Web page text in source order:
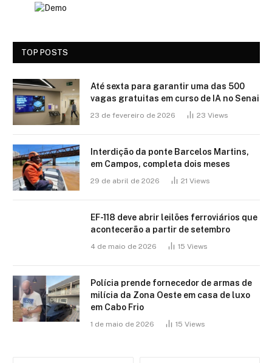
TOP POSTS
Até sexta para garantir uma das 500
vagas gratuitas em curso de IA no Senai
23 de fevereiro de 2026 23 Views
Interdição da ponte Barcelos Martins,
em Campos, completa dois meses
29 de abril de 2026 21 Views
EF-118 deve abrir leilões ferroviários que
acontecerão a partir de setembro
4 de maio de 2026 15 Views
Polícia prende fornecedor de armas de
milícia da Zona Oeste em casa de luxo
em Cabo Frio
1 de maio de 2026 15 Views